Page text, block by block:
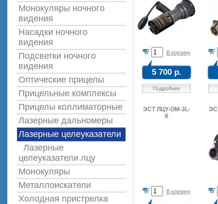
Монокуляры ночного
видения
Насадки ночного
видения
Подсветки ночного
видения
Оптические прицелы
Прицельные комплексы
Прицелы коллиматорные
Лазерные дальномеры
Лазерные целеуказатели
Лазерные
целеуказатели лцу
Монокуляры
Металлоискатели
Холодная пристрелка
В корзину
5 700 р.
Подробнее
ЭСТ ЛЦУ-ОМ-3L-
6
В корзину